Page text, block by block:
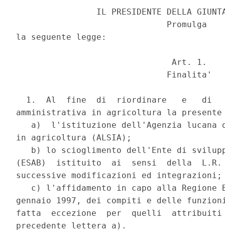
IL PRESIDENTE DELLA
                              Promulga
la seguente legge:
                               Art. 1.
                              Finalita'
1.  Al  fine  di  riordinare   e   di
amministrativa in agricoltura la
a)  l'istituzione dell'Agenzia lucana
in agricoltura (ALSIA);
b) lo scioglimento dell'Ente di
(ESAB)  istituito  ai  sensi  della
successive modificazioni ed integrazioni;
c) l'affidamento in capo alla Regione
gennaio 1997, dei compiti e delle
fatta  eccezione  per  quelli